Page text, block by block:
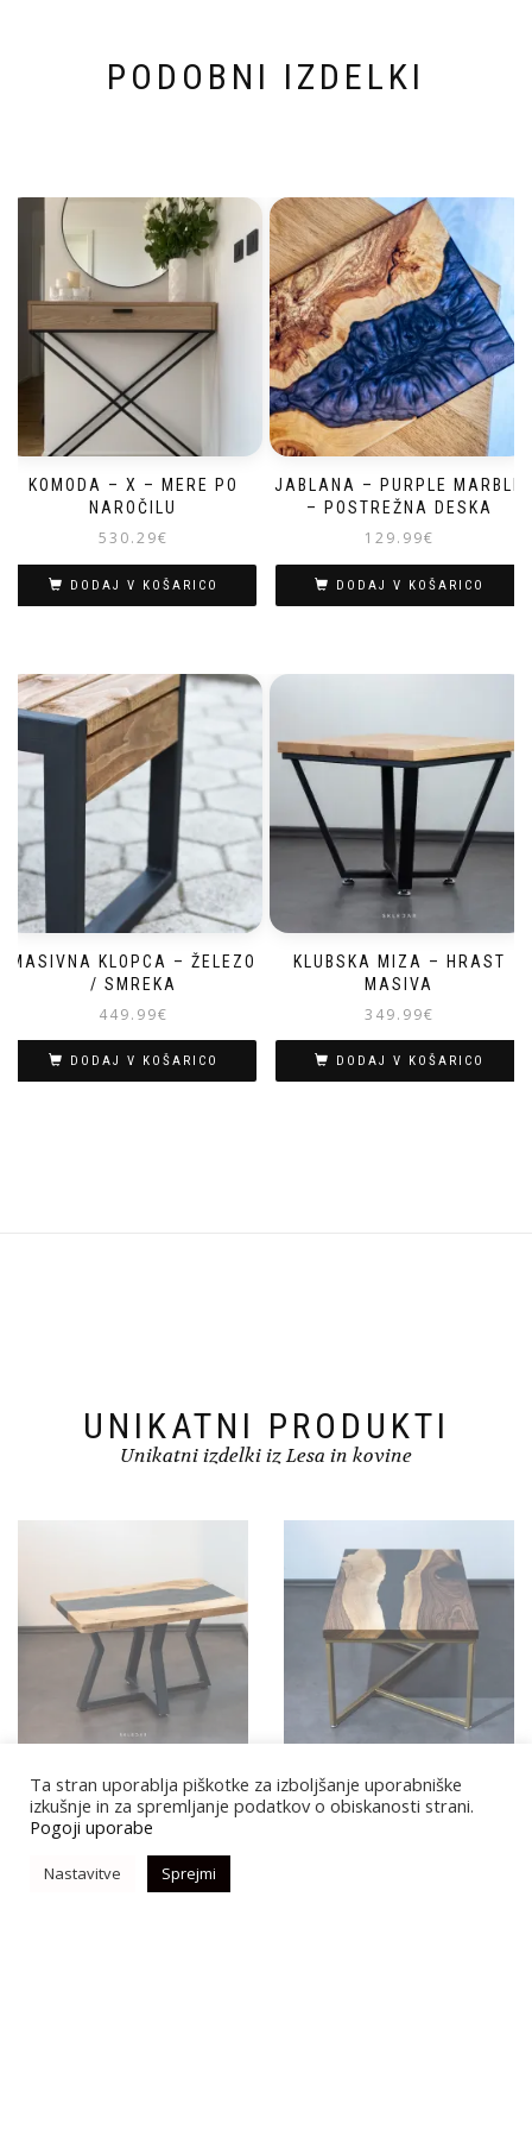
PODOBNI IZDELKI
KOMODA – X – MERE PO
NAROČILU
530.29€
DODAJ V KOŠARICO
JABLANA – PURPLE MARBLE
– POSTREŽNA DESKA
129.99€
DODAJ V KOŠARICO
MASIVNA KLOPCA – ŽELEZO
/ SMREKA
449.99€
DODAJ V KOŠARICO
KLUBSKA MIZA – HRAST
MASIVA
349.99€
DODAJ V KOŠARICO
UNIKATNI PRODUKTI
Unikatni izdelki iz Lesa in kovine
KLUBSKA MIZA HRAST /
EPOKSI
519.99
KLUBSKA MIZA – OREH /
EPOKSI
Ta stran uporablja piškotke za izboljšanje uporabniške
izkušnje in za spremljanje podatkov o obiskanosti strani.
Pogoji uporabe
Nastavitve Sprejmi